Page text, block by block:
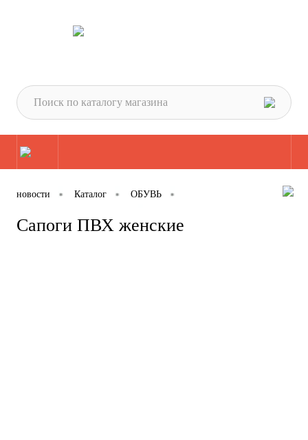
новости Каталог
ОБУВЬ
Сапоги ПВХ женские